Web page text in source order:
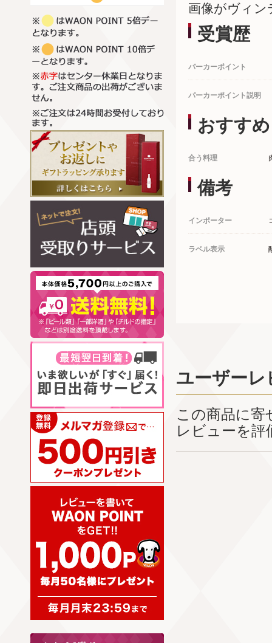
画像がヴィン
受賞歴
パーカーポイント
パーカーポイント説明
おすすめ
合う料理
備考
インポーター
ラベル表示
ユーザーレ
この商品に
レビューを評